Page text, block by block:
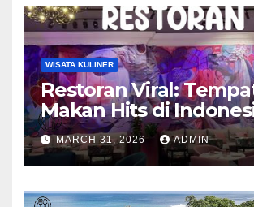
WISATA KULINER
Restoran Viral:
Makan Hits di
Wajib Dicoba
MARCH 31, 2026 ADMIN